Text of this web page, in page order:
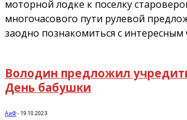
моторной лодке к поселку
многочасового пути рулевой
заодно познакомиться с интересным
Володин предложил
День бабушки
АиФ-19.10.2023